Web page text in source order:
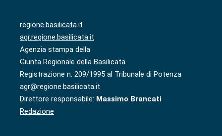
regione.basilicata.it
agr.regione.basilicata.it
Agenzia stampa della
Giunta Regionale della Basilicata
Registrazione n. 209/1995 al Tribunale di Potenza
agr@regione.basilicata.it
Direttore responsabile: Massimo Brancati
Redazione